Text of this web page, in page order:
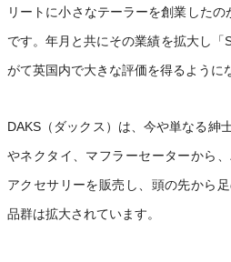
リートに小さなテーラーを創業したの
です。年月と共にその業績を拡大し「
がて英国内で大きな評価を得るように
DAKS（ダックス）は、今や単なる紳
やネクタイ、マフラーセーターから
アクセサリーを販売し、頭の先から
品群は拡大されています。